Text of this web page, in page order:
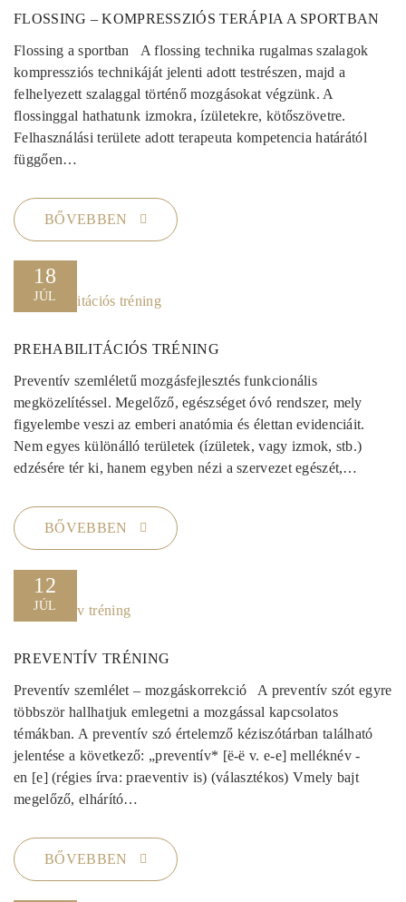
FLOSSING – KOMPRESSZIÓS TERÁPIA A SPORTBAN
Flossing a sportban A flossing technika rugalmas szalagok
kompressziós technikáját jelenti adott testrészen, majd a
felhelyezett szalaggal történő mozgásokat végzünk. A
flossinggal hathatunk izmokra, ízületekre, kötőszövetre.
Felhasználási területe adott terapeuta kompetencia határától
függően…
BŐVEBBEN
18
JÚL
PREHABILITÁCIÓS TRÉNING
Preventív szemléletű mozgásfejlesztés funkcionális
megközelítéssel. Megelőző, egészséget óvó rendszer, mely
figyelembe veszi az emberi anatómia és élettan evidenciáit.
Nem egyes különálló területek (ízületek, vagy izmok, stb.)
edzésére tér ki, hanem egyben nézi a szervezet egészét,…
BŐVEBBEN
12
JÚL
PREVENTÍV TRÉNING
Preventív szemlélet – mozgáskorrekció A preventív szót egyre
többször hallhatjuk emlegetni a mozgással kapcsolatos
témákban. A preventív szó értelemző kéziszótárban található
jelentése a következő: „preventív* [ë-ë v. e-e] melléknév -
en [e] (régies írva: praeventiv is) (választékos) Vmely bajt
megelőző, elhárító…
BŐVEBBEN